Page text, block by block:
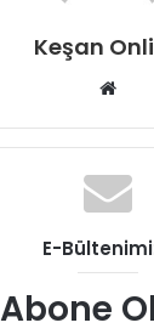
Keşan
Web
E-
Abone